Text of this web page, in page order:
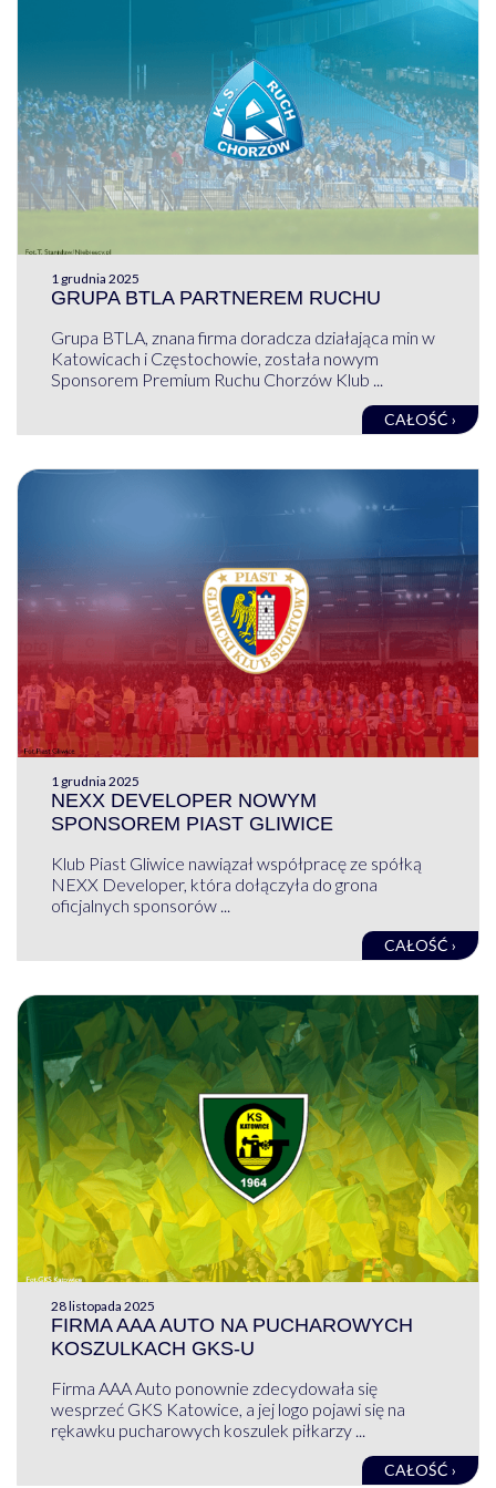
1 grudnia 2025
GRUPA BTLA PARTNEREM RUCHU
Grupa BTLA, znana firma doradcza działająca min w
Katowicach i Częstochowie, została nowym
Sponsorem Premium Ruchu Chorzów Klub ...
CAŁOŚĆ ›
1 grudnia 2025
NEXX DEVELOPER NOWYM
SPONSOREM PIAST GLIWICE
Klub Piast Gliwice nawiązał współpracę ze spółką
NEXX Developer, która dołączyła do grona
oficjalnych sponsorów ...
CAŁOŚĆ ›
28 listopada 2025
FIRMA AAA AUTO NA PUCHAROWYCH
KOSZULKACH GKS-U
Firma AAA Auto ponownie zdecydowała się
wesprzeć GKS Katowice, a jej logo pojawi się na
rękawku pucharowych koszulek piłkarzy ...
CAŁOŚĆ ›